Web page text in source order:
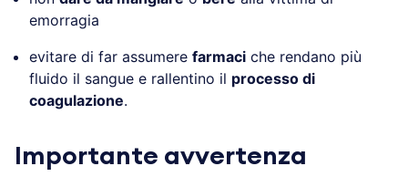
emorragia
evitare di far assumere farmaci che rendano più
fluido il sangue e rallentino il processo di
coagulazione.
Importante avvertenza